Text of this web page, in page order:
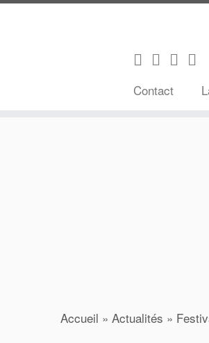
Contact
Accueil » Actualités »